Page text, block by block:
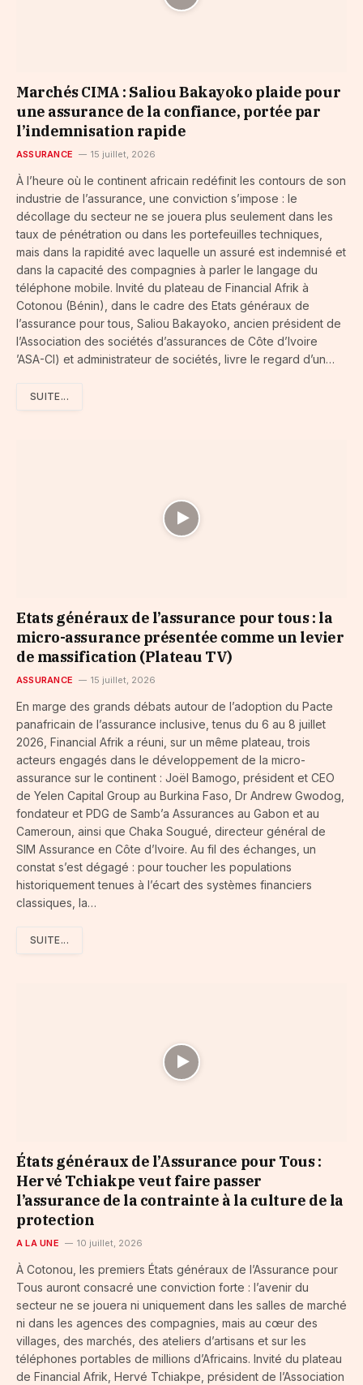
Marchés CIMA : Saliou Bakayoko plaide pour
une assurance de la confiance, portée par
l’indemnisation rapide
ASSURANCE 15 juillet, 2026
À l’heure où le continent africain redéfinit les contours de son
industrie de l’assurance, une conviction s’impose : le
décollage du secteur ne se jouera plus seulement dans les
taux de pénétration ou dans les portefeuilles techniques,
mais dans la rapidité avec laquelle un assuré est indemnisé et
dans la capacité des compagnies à parler le langage du
téléphone mobile. Invité du plateau de Financial Afrik à
Cotonou (Bénin), dans le cadre des Etats généraux de
l’assurance pour tous, Saliou Bakayoko, ancien président de
l’Association des sociétés d’assurances de Côte d’Ivoire
’ASA-CI) et administrateur de sociétés, livre le regard d’un…
SUITE...
Etats généraux de l’assurance pour tous : la
micro-assurance présentée comme un levier
de massification (Plateau TV)
ASSURANCE 15 juillet, 2026
En marge des grands débats autour de l’adoption du Pacte
panafricain de l’assurance inclusive, tenus du 6 au 8 juillet
2026, Financial Afrik a réuni, sur un même plateau, trois
acteurs engagés dans le développement de la micro-
assurance sur le continent : Joël Bamogo, président et CEO
de Yelen Capital Group au Burkina Faso, Dr Andrew Gwodog,
fondateur et PDG de Samb’a Assurances au Gabon et au
Cameroun, ainsi que Chaka Sougué, directeur général de
SIM Assurance en Côte d’Ivoire. Au fil des échanges, un
constat s’est dégagé : pour toucher les populations
historiquement tenues à l’écart des systèmes financiers
classiques, la…
SUITE...
États généraux de l’Assurance pour Tous :
Hervé Tchiakpe veut faire passer
l’assurance de la contrainte à la culture de la
protection
A LA UNE 10 juillet, 2026
À Cotonou, les premiers États généraux de l’Assurance pour
Tous auront consacré une conviction forte : l’avenir du
secteur ne se jouera ni uniquement dans les salles de marché
ni dans les agences des compagnies, mais au cœur des
villages, des marchés, des ateliers d’artisans et sur les
téléphones portables de millions d’Africains. Invité du plateau
de Financial Afrik, Hervé Tchiakpe, président de l’Association